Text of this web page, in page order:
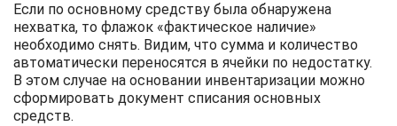
Если по основному средству была обнаружена
нехватка, то флажок «фактическое наличие»
необходимо снять. Видим, что сумма и количество
автоматически переносятся в ячейки по недостатку.
В этом случае на основании инвентаризации можно
сформировать документ списания основных
средств.